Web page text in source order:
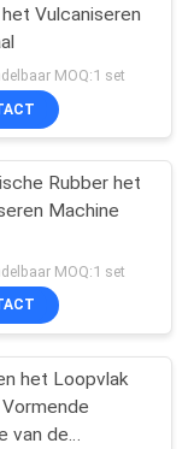
Vulcaniseren
MOQ:1 set
Rubber het
Machine
MOQ:1 set
het Loopvlak
van de